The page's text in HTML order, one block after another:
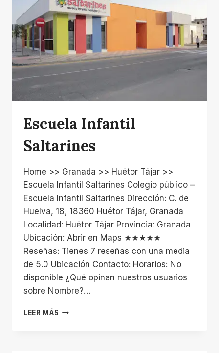
Escuela Infantil
Saltarines
Home >> Granada >> Huétor Tájar >>
Escuela Infantil Saltarines Colegio público –
Escuela Infantil Saltarines Dirección: C. de
Huelva, 18, 18360 Huétor Tájar, Granada
Localidad: Huétor Tájar Provincia: Granada
Ubicación: Abrir en Maps ★★★★★
Reseñas: Tienes 7 reseñas con una media
de 5.0 Ubicación Contacto: Horarios: No
disponible ¿Qué opinan nuestros usuarios
sobre Nombre?…
LEER MÁS ESCUELA